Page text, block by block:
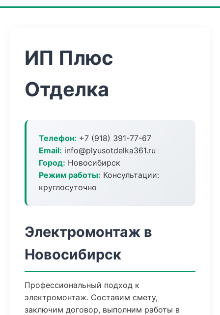
ИП Плюс
Отделка
Телефон: +7 (918) 391-77-67
Email: info@plyusotdelka361.ru
Город: Новосибирск
Режим работы: Консультации:
круглосуточно
Электромонтаж в
Новосибирск
Профессиональный подход к
электромонтаж. Составим смету,
заключим договор, выполним работы в